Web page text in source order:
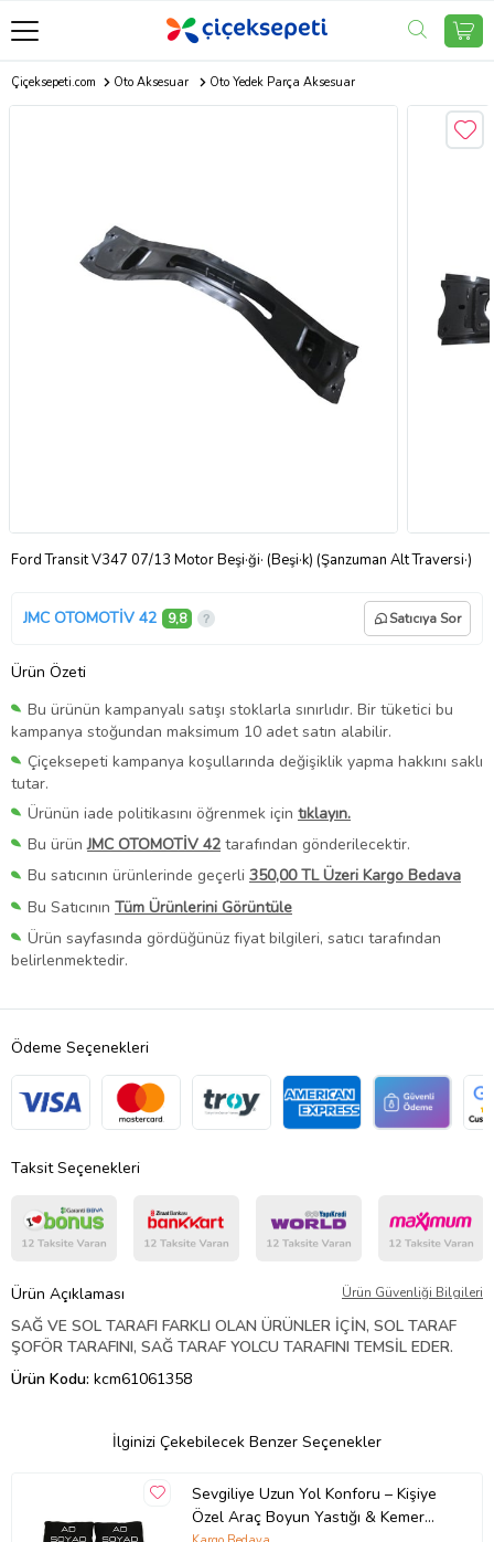
Çiçeksepeti.com Oto Aksesuar Oto Yedek Parça Aksesuar
Ford Transit V347 07/13 Motor Beşi·ği· (Beşi·k) (Şanzuman Alt Traversi·)
JMC OTOMOTİV 42 9,8 Satıcıya Sor
Ürün Özeti
Bu ürünün kampanyalı satışı stoklarla sınırlıdır. Bir tüketici bu
kampanya stoğundan maksimum 10 adet satın alabilir.
Çiçeksepeti kampanya koşullarında değişiklik yapma hakkını saklı
tutar.
Ürünün iade politikasını öğrenmek için tıklayın.
Bu ürünJMC OTOMOTİV 42 tarafından gönderilecektir.
Bu satıcının ürünlerinde geçerli 350,00 TL Üzeri Kargo Bedava
Bu Satıcının Tüm Ürünlerini Görüntüle
Ürün sayfasında gördüğünüz fiyat bilgileri, satıcı tarafından
belirlenmektedir.
Ödeme Seçenekleri
Taksit Seçenekleri
Ürün Açıklaması Ürün Güvenliği Bilgileri
SAĞ VE SOL TARAFI FARKLI OLAN ÜRÜNLER İÇİN, SOL TARAF
ŞOFÖR TARAFINI, SAĞ TARAF YOLCU TARAFINI TEMSİL EDER.
Ürün Kodu: kcm61061358
İlginizi Çekebilecek Benzer Seçenekler
Sevgiliye Uzun Yol Konforu – Kişiye
Özel Araç Boyun Yastığı & Kemer